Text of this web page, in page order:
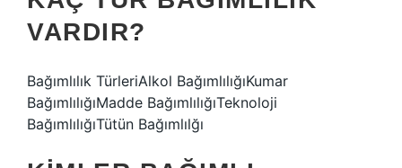
VARDIR?
Bağımlılık TürleriAlkol BağımlılığıKumar
BağımlılığıMadde BağımlılığıTeknoloji
BağımlılığıTütün Bağımlılğı